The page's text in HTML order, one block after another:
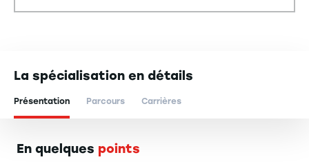
La spécialisation en détails
Présentation Parcours Carrières
En quelques points